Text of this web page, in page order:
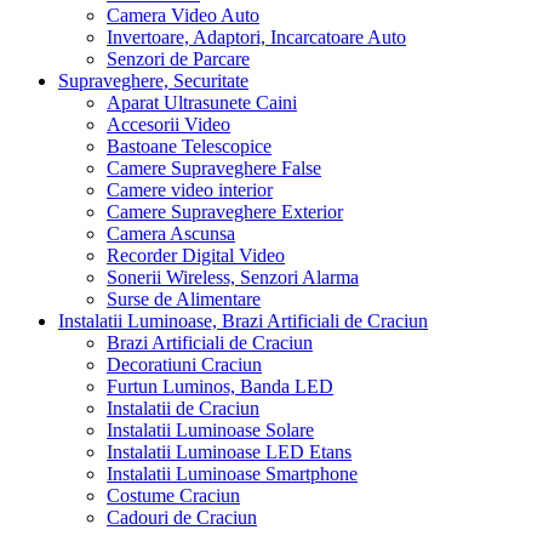
Camera Video Auto
Invertoare, Adaptori, Incarcatoare Auto
Senzori de Parcare
Supraveghere, Securitate
Aparat Ultrasunete Caini
Accesorii Video
Bastoane Telescopice
Camere Supraveghere False
Camere video interior
Camere Supraveghere Exterior
Camera Ascunsa
Recorder Digital Video
Sonerii Wireless, Senzori Alarma
Surse de Alimentare
Instalatii Luminoase, Brazi Artificiali de Craciun
Brazi Artificiali de Craciun
Decoratiuni Craciun
Furtun Luminos, Banda LED
Instalatii de Craciun
Instalatii Luminoase Solare
Instalatii Luminoase LED Etans
Instalatii Luminoase Smartphone
Costume Craciun
Cadouri de Craciun